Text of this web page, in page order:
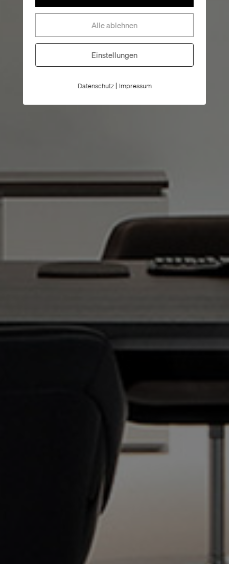
Alle ablehnen
Einstellungen
Datenschutz| Impressum